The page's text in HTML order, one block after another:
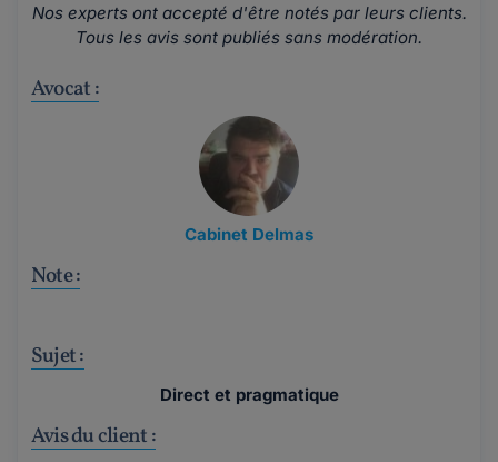
Nos experts ont accepté d'être notés par leurs clients.
Tous les avis sont publiés sans modération.
Avocat :
Cabinet Delmas
Note :
Sujet :
Direct et pragmatique
Avis du client :